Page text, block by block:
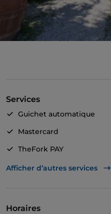
Services
Guichet automatique
Mastercard
TheFork PAY
UnionPay via TheFork PAY
Afficher d’autres services
Horaires